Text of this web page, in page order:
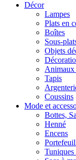
Décor
Lampes
Plats en
Boîtes
Sous-
Objets
Animaux
Tapis
Coussins
Mode et
Bottes,
Henné
Encens
Tuniques